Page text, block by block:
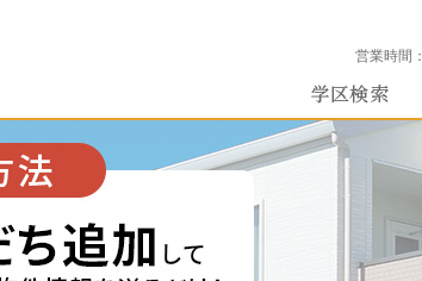
営業時間：